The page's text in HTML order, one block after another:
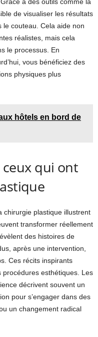
de visualiser les résultats
le couteau. Cela aide non
réalistes, mais cela
le processus. En
vous bénéficiez des
physiques plus
hôtels en bord de
ceux qui ont
chirurgie plastique illustrent
transformer réellement
des histoires de
après une intervention,
Ces récits inspirants
procédures esthétiques. Les
décrivent souvent un
pour s’engager dans des
un changement radical